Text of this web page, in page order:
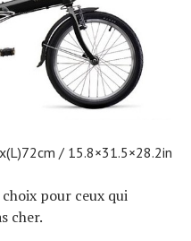
/ 15.8×31.5×28.2in
pour ceux qui
cher.